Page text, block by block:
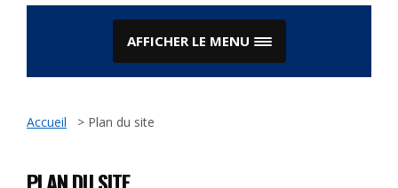
AFFICHER LE MENU
Accueil > Plan du site